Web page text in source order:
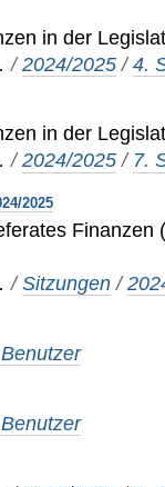
in der
/2024/2025 /4.
in der
/2024/2025 / 7.
2025
Finanzen
/Sitzungen /